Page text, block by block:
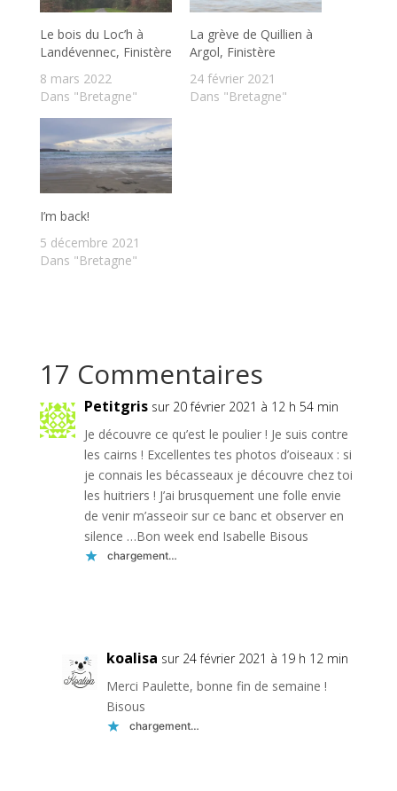
Le bois du Loc’h à
Landévennec, Finistère
8 mars 2022
Dans "Bretagne"
La grève de Quillien à
Argol, Finistère
24 février 2021
Dans "Bretagne"
I’m back!
5 décembre 2021
Dans "Bretagne"
17 Commentaires
Petitgris sur 20 février 2021 à 12 h 54 min
Je découvre ce qu’est le poulier ! Je suis contre
les cairns ! Excellentes tes photos d’oiseaux : si
je connais les bécasseaux je découvre chez toi
les huitriers ! J’ai brusquement une folle envie
de venir m’asseoir sur ce banc et observer en
silence …Bon week end Isabelle Bisous
chargement…
koalisa sur 24 février 2021 à 19 h 12 min
Merci Paulette, bonne fin de semaine !
Bisous
chargement…